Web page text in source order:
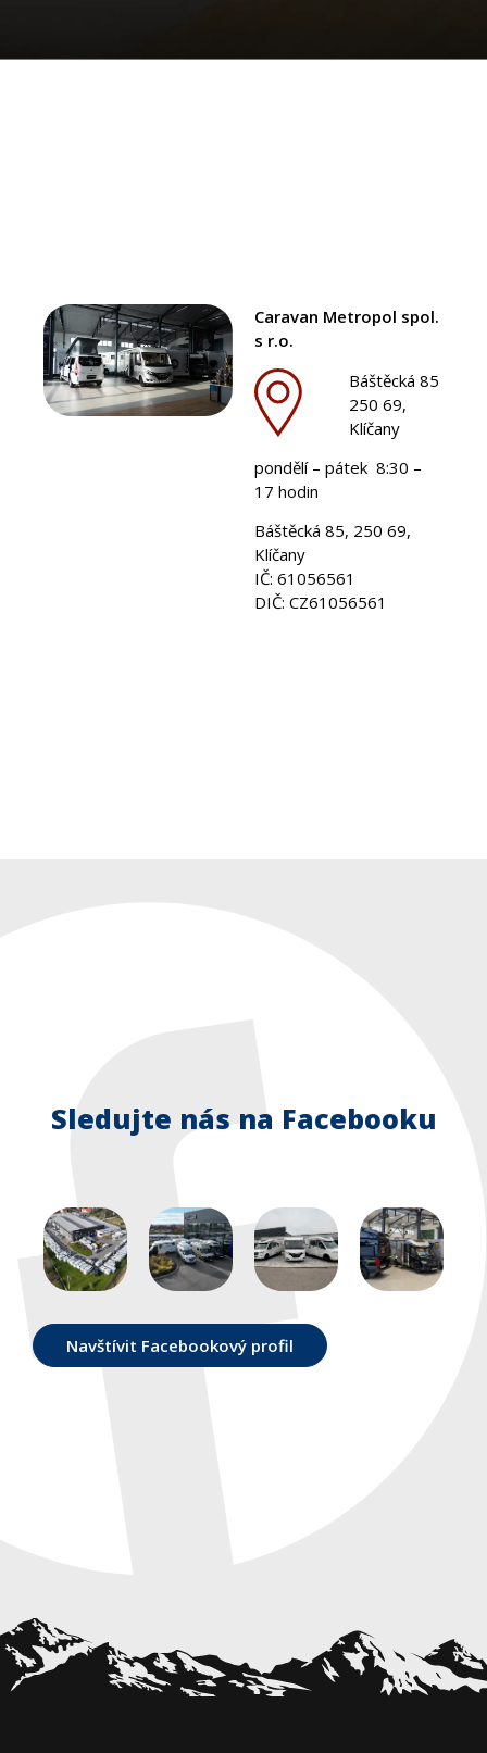
Caravan Metropol spol.
s r.o.
Báštěcká 85
250 69,
Klíčany
pondělí – pátek 8:30 –
17 hodin
Báštěcká 85, 250 69,
Klíčany
IČ: 61056561
DIČ: CZ61056561
Sledujte nás na Facebooku
Navštívit Facebookový profil